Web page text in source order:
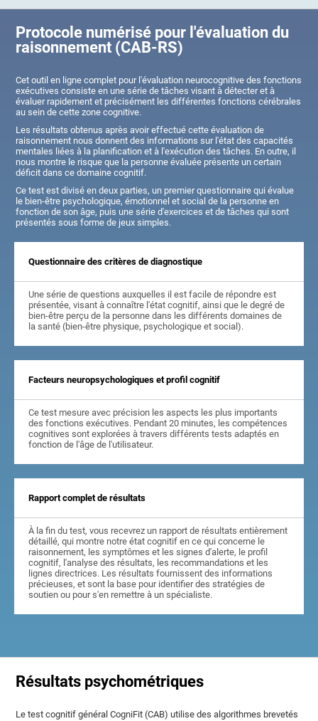
Protocole numérisé pour l'évaluation du
raisonnement (CAB-RS)
Cet outil en ligne complet pour l'évaluation neurocognitive des fonctions
exécutives consiste en une série de tâches visant à détecter et à
évaluer rapidement et précisément les différentes fonctions cérébrales
au sein de cette zone cognitive.
Les résultats obtenus après avoir effectué cette évaluation de
raisonnement nous donnent des informations sur l'état des capacités
mentales liées à la planification et à l'exécution des tâches. En outre, il
nous montre le risque que la personne évaluée présente un certain
déficit dans ce domaine cognitif.
Ce test est divisé en deux parties, un premier questionnaire qui évalue
le bien-être psychologique, émotionnel et social de la personne en
fonction de son âge, puis une série d'exercices et de tâches qui sont
présentés sous forme de jeux simples.
Questionnaire des critères de diagnostique
Une série de questions auxquelles il est facile de répondre est
présentée, visant à connaître l'état cognitif, ainsi que le degré de
bien-être perçu de la personne dans les différents domaines de
la santé (bien-être physique, psychologique et social).
Facteurs neuropsychologiques et profil cognitif
Ce test mesure avec précision les aspects les plus importants
des fonctions exécutives. Pendant 20 minutes, les compétences
cognitives sont explorées à travers différents tests adaptés en
fonction de l'âge de l'utilisateur.
Rapport complet de résultats
À la fin du test, vous recevrez un rapport de résultats entièrement
détaillé, qui montre notre état cognitif en ce qui concerne le
raisonnement, les symptômes et les signes d'alerte, le profil
cognitif, l'analyse des résultats, les recommandations et les
lignes directrices. Les résultats fournissent des informations
précieuses, et sont la base pour identifier des stratégies de
soutien ou pour s'en remettre à un spécialiste.
Résultats psychométriques
Le test cognitif général CogniFit (CAB) utilise des algorithmes brevetés